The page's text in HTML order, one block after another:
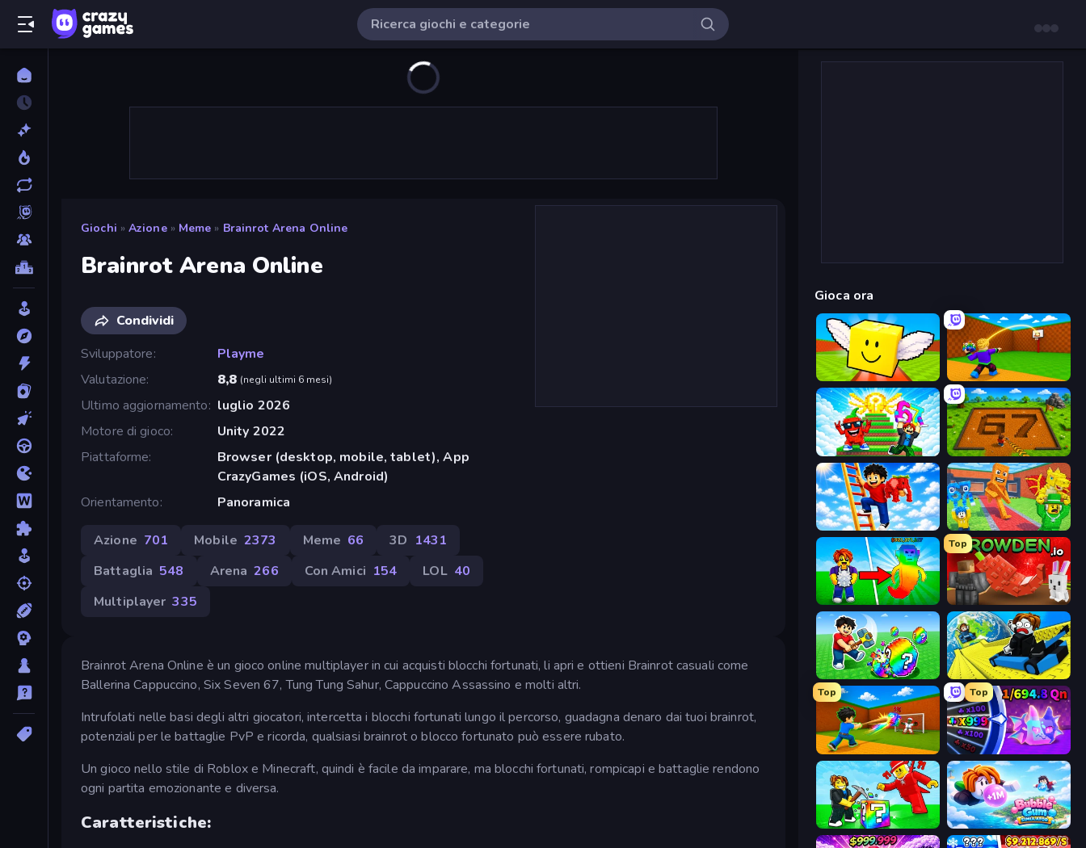
Giochi » Azione » Meme » Brainrot Arena Online
Brainrot Arena Online
Condividi
Sviluppatore
Playme
Valutazione
8,8 (negli ultimi 6 mesi)
Ultimo aggiornamento
luglio 2026
Motore di gioco
Unity 2022
Piattaforme
Browser (desktop, mobile, tablet), App
CrazyGames (iOS, Android)
Orientamento
Panoramica
Azione 701 Mobile 2373 Meme 66 3D 1431
Battaglia 548 Arena 266 Con Amici 154 LOL 40
Multiplayer 335
Brainrot Arena Online è un gioco online multiplayer in cui acquisti blocchi fortunati, li apri e ottieni Brainrot casuali come
Ballerina Cappuccino, Six Seven 67, Tung Tung Sahur, Cappuccino Assassino e molti altri.
Intrufolati nelle basi degli altri giocatori, intercetta i blocchi fortunati lungo il percorso, guadagna denaro dai tuoi brainrot,
potenziali per le battaglie PvP e ricorda, qualsiasi brainrot o blocco fortunato può essere rubato.
Un gioco nello stile di Roblox e Minecraft, quindi è facile da imparare, ma blocchi fortunati, rompicapi e battaglie rendono
ogni partita emozionante e diversa.
Caratteristiche:
Gioca ora
Lucky Brainrot Blocks Online Throw a Lucky Block
Run and Jump for Brainrot Obby: Dig Brainrots
Ladder to Brainhot: Climb Catch Brainrots From Bosses
Collect Brainrot Egg
Top
Grow A Garden | Growden.io
Break a Lucky Egg Brainrots Cart Ride Danger Mount
Top
Baseball For Brainrot
Top
Meeland.io
Bubble Gum Simulator